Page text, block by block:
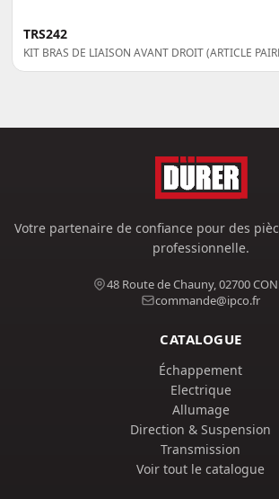
TRS242
KIT BRAS DE LIAISON AVANT DROIT (ARTICLE
Votre partenaire de confiance pour des
professionnelle.
48 Route de Chauny, 02700
commande@ipco.fr
CATALOGUE
Échappement
Electrique
Allumage
Direction & Suspension
Transmission
Voir tout le catalogue